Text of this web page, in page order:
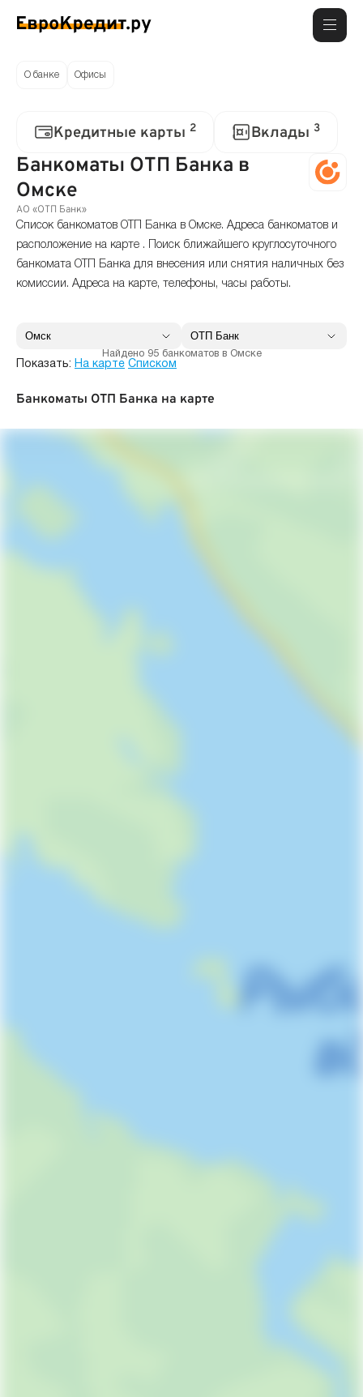
О банке Офисы
Кредитные карты 2 Вклады 3
Банкоматы ОТП Банка в
Омске
АО «ОТП Банк»
Список банкоматов ОТП Банка в Омске. Адреса банкоматов и
расположение на карте . Поиск ближайшего круглосуточного
банкомата ОТП Банка для внесения или снятия наличных без
комиссии. Адреса на карте, телефоны, часы работы.
Найдено 95 банкоматов в Омске
Показать: На карте Списком
Банкоматы ОТП Банка на карте